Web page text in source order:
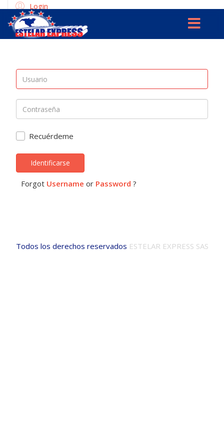
Login
Recuérdeme
Identificarse
Forgot Username or Password ?
Todos los derechos reservados ESTELAR EXPRESS SAS